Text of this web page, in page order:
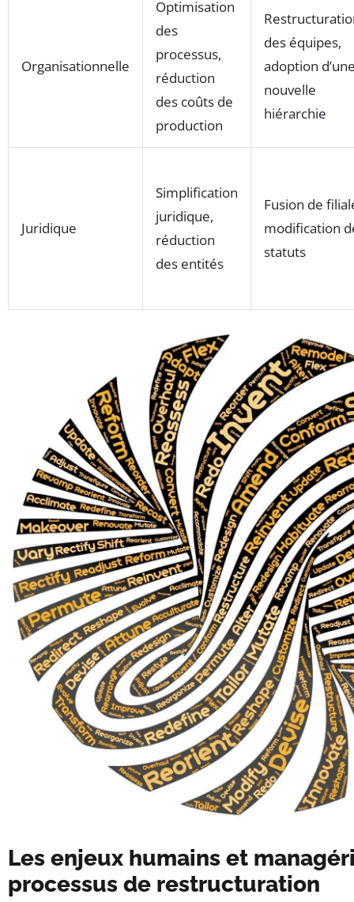
Organisationnelle
Optimisation
des
processus,
réduction
des coûts de
production
des équipes,
adoption
nouvelle
hiérarchie
Juridique
Simplification
juridique,
réduction
des entités
Fusion de
modification
statuts
Les enjeux humains et
processus de restructuration